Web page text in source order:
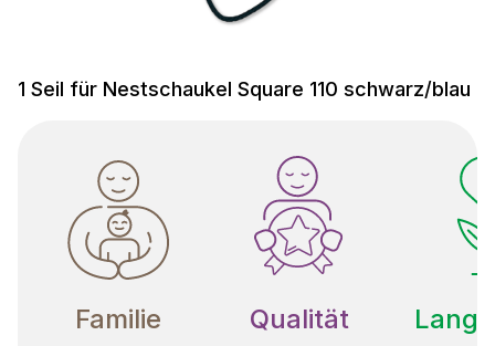
1 Seil für Nestschaukel Square 110 schwarz/blau
Familie Qualität